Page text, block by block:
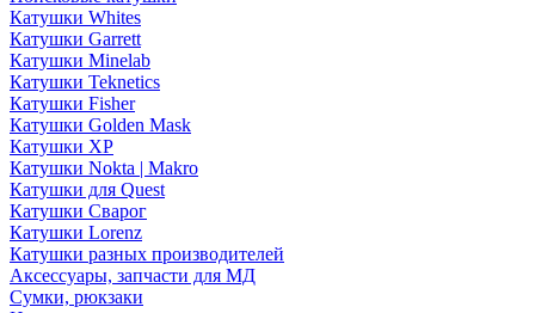
Катушки Whites
Катушки Garrett
Катушки Minelab
Катушки Teknetics
Катушки Fisher
Катушки Golden Mask
Катушки XP
Катушки Nokta | Makro
Катушки для Quest
Катушки Сварог
Катушки Lorenz
Катушки разных производителей
Аксессуары, запчасти для МД
Сумки, рюкзаки